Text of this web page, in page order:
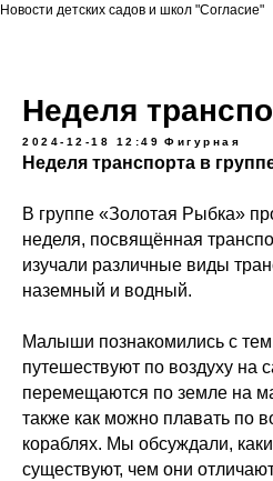
Новости детских садов и школ "Согласие"
Неделя
2024-12-18 12:49 Фигурная
Неделя транспорта в
В группе «Золотая Рыбка»
неделя, посвящённая
изучали различные виды
наземный и водный.
Малыши познакомились с
путешествуют по воздуху на
перемещаются по земле на
также как можно плавать по
кораблях. Мы обсуждали,
существуют, чем они